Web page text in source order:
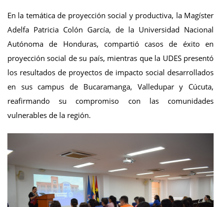
En la temática de proyección social y productiva, la Magíster
Adelfa Patricia Colón García, de la Universidad Nacional
Autónoma de Honduras, compartió casos de éxito en
proyección social de su país, mientras que la UDES presentó
los resultados de proyectos de impacto social desarrollados
en sus campus de Bucaramanga, Valledupar y Cúcuta,
reafirmando su compromiso con las comunidades
vulnerables de la región.